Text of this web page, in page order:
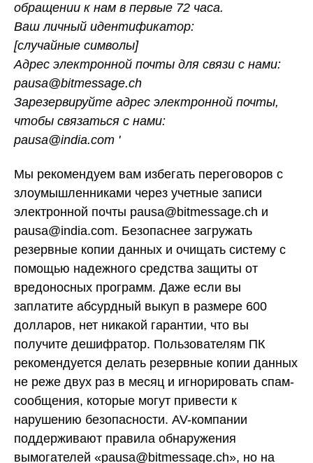
обращении к нам в первые 72 часа.
Ваш личный идентификатор:
[случайные символы]
Адрес электронной почты для связи с нами:
pausa@bitmessage.ch
Зарезервируйте адрес электронной почты,
чтобы связаться с нами:
pausa@india.com '
Мы рекомендуем вам избегать переговоров с
злоумышленниками через учетные записи
электронной почты pausa@bitmessage.ch и
pausa@india.com. Безопаснее загружать
резервные копии данных и очищать систему с
помощью надежного средства защиты от
вредоносных программ. Даже если вы
заплатите абсурдный выкуп в размере 600
долларов, нет никакой гарантии, что вы
получите дешифратор. Пользователям ПК
рекомендуется делать резервные копии данных
не реже двух раз в месяц и игнорировать спам-
сообщения, которые могут привести к
нарушению безопасности. AV-компании
поддерживают правила обнаружения
вымогателей «pausa@bitmessage.ch», но на